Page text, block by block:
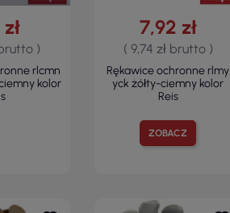
zł
)
rlcmn
kolor
ZOBACZ
7,92 zł
( 9,74 zł brutto )
Rękawice ochronne rlmy
yck żółty-ciemny kolor
Reis